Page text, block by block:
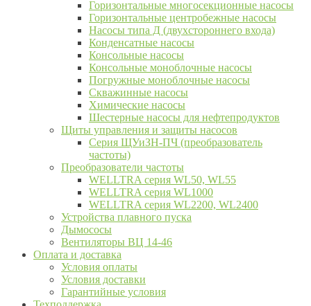
Горизонтальные многосекционные насосы
Горизонтальные центробежные насосы
Насосы типа Д (двухстороннего входа)
Конденсатные насосы
Консольные насосы
Консольные моноблочные насосы
Погружные моноблочные насосы
Скважинные насосы
Химические насосы
Шестерные насосы для нефтепродуктов
Щиты управления и защиты насосов
Серия ЩУиЗН-ПЧ (преобразователь
частоты)
Преобразователи частоты
WELLTRA cерия WL50, WL55
WELLTRA cерия WL1000
WELLTRA серия WL2200, WL2400
Устройства плавного пуска
Дымососы
Вентиляторы ВЦ 14-46
Оплата и доставка
Условия оплаты
Условия доставки
Гарантийные условия